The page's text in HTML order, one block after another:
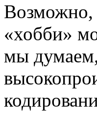
Возможно,
«хобби»
мы